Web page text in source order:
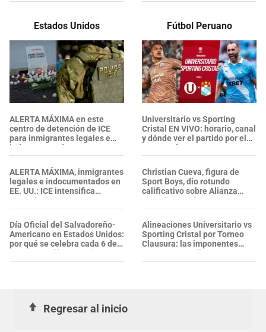
Estados Unidos
ALERTA MÁXIMA en este
centro de detención de ICE
para inmigrantes legales e
indocumentados en EE. UU.:
SALVADOREÑO falleció tras
sufrir una "emergencia
médica"
ALERTA MÁXIMA, inmigrantes
legales e indocumentados en
EE. UU.: ICE intensifica
operativos en aeropuertos y
arresta a NUMEROSOS
EXTRANJEROS en un solo día
Día Oficial del Salvadoreño-
Americano en Estados Unidos:
por qué se celebra cada 6 de
agosto y cuál es su origen
Fútbol Peruano
Universitario vs Sporting
Cristal EN VIVO: horario, canal
y dónde ver el partido por el
Torneo Clausura 2026
Christian Cueva, figura de
Sport Boys, dio rotundo
calificativo sobre Alianza
Lima: "Es un..."
Alineaciones Universitario vs
Sporting Cristal por Torneo
Clausura: las imponentes
oncenas que alistan
Regresar al inicio